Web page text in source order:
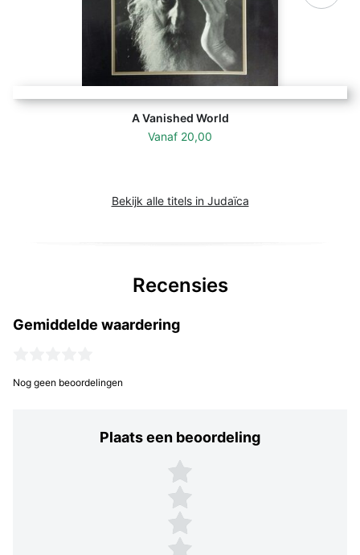
A Vanished World
Vanaf 20,00
Bekijk alle titels in Judaïca
Recensies
Gemiddelde waardering
Nog geen beoordelingen
Plaats een beoordeling
Plaats een beoordeling
5 sterren
4 sterren
3 sterren
2 sterren